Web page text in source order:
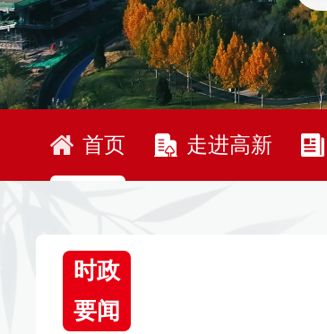
首页 走进高新
时政
要闻